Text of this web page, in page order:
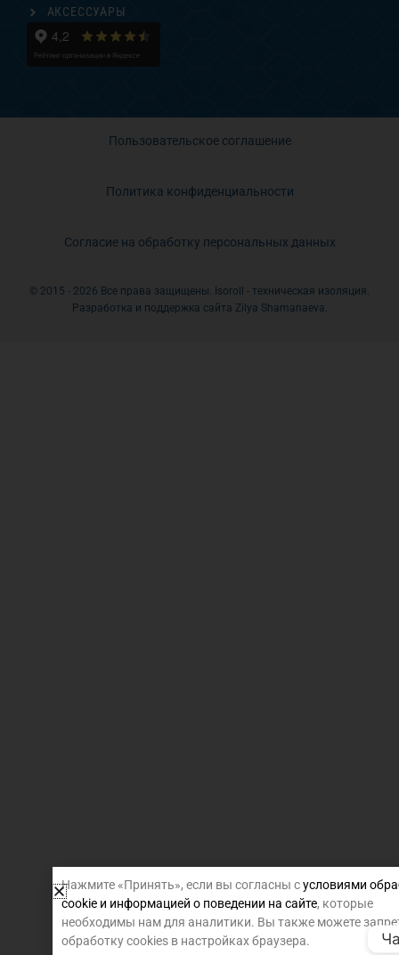
АКСЕССУАРЫ
Пользовательское соглашение
Политика конфиденциальности
Согласие на обработку персональных данных
© 2015 - 2026 Все права защищены. Isoroll - техническая изоляция.
Разработка и поддержка сайта Zilya Shamanaeva.
Нажмите «Принять», если вы согласны сусловиями
cookie и информацией о поведении на сайте, которые
необходимы нам для аналитики. Вы также можете
обработку cookies в настройках браузера.